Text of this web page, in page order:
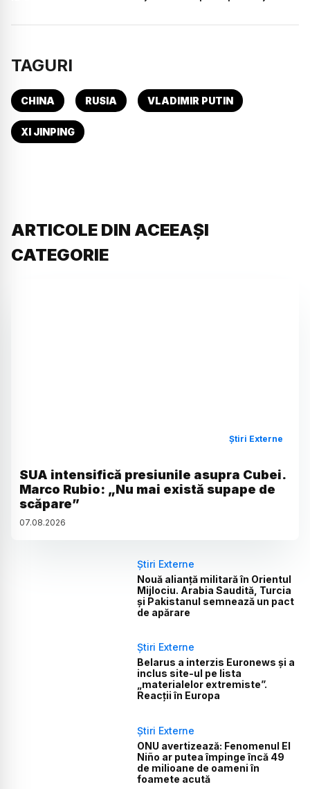
TAGURI
CHINA RUSIA VLADIMIR PUTIN
XI JINPING
ARTICOLE DIN ACEEAȘI
CATEGORIE
Știri Externe
SUA intensifică presiunile asupra Cubei.
Marco Rubio: „Nu mai există supape de
scăpare”
07.08.2026
Știri Externe
Nouă alianță militară în Orientul
Mijlociu. Arabia Saudită, Turcia
și Pakistanul semnează un pact
de apărare
Știri Externe
Belarus a interzis Euronews și a
inclus site-ul pe lista
„materialelor extremiste”.
Reacții în Europa
Știri Externe
ONU avertizează: Fenomenul El
Niño ar putea împinge încă 49
de milioane de oameni în
foamete acută